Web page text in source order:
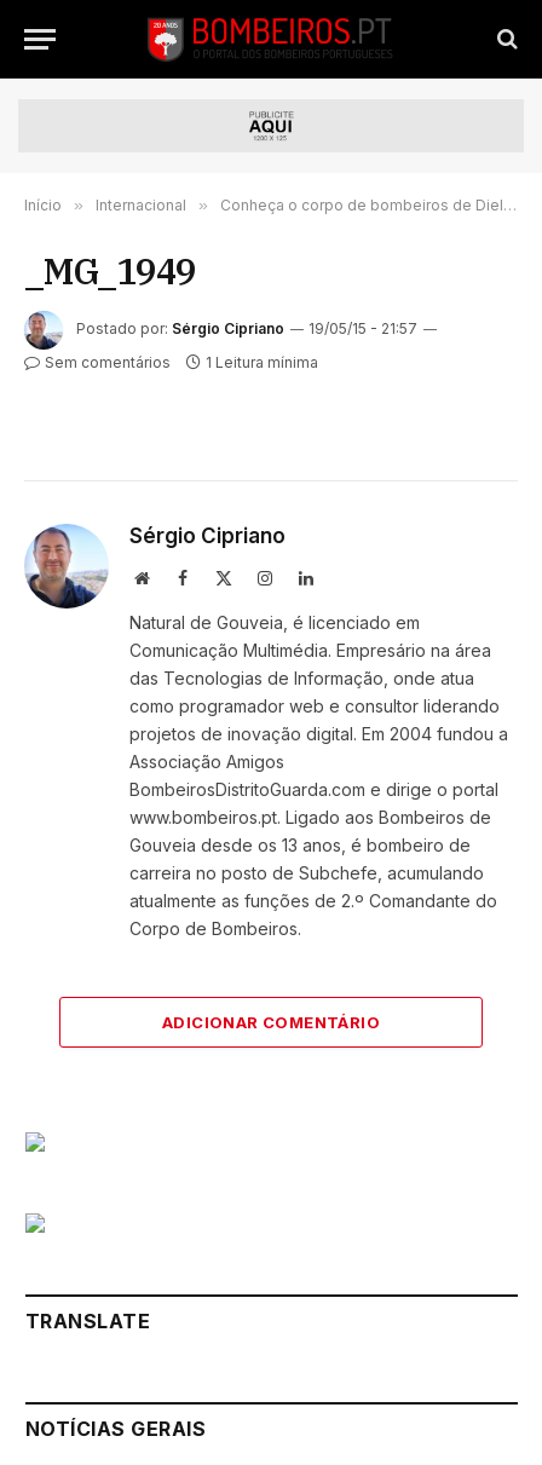
Início » Internacional » Conheça o corpo de bombeiros de Dielsdorf, na Suíça.
_MG_1949
Postado por: Sérgio Cipriano
19/05/15 - 21:57
Sem comentários
1 Leitura mínima
Sérgio Cipriano
WebsiteFacebook InstagramLinkedIn
Natural de Gouveia, é licenciado em
Comunicação Multimédia. Empresário na área
das Tecnologias de Informação, onde atua
como programador web e consultor liderando
projetos de inovação digital. Em 2004 fundou a
Associação Amigos
BombeirosDistritoGuarda.com e dirige o portal
www.bombeiros.pt. Ligado aos Bombeiros de
Gouveia desde os 13 anos, é bombeiro de
carreira no posto de Subchefe, acumulando
atualmente as funções de 2.º Comandante do
Corpo de Bombeiros.
ADICIONAR COMENTÁRIO
TRANSLATE
NOTÍCIAS GERAIS